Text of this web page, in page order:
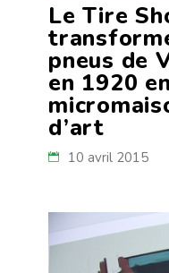
Le Tire
pneus de
en 1920
d’art
10 avril 2015